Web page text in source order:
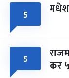
५
५ कर